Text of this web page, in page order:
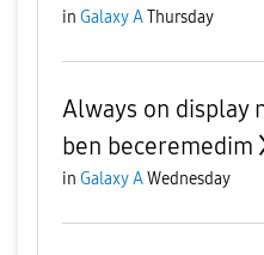
in Galaxy AThursday
Always on display
ben beceremedim
in Galaxy AWednesday